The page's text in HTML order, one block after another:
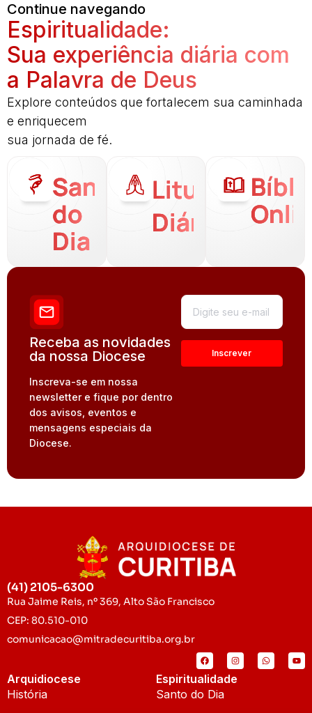
Continue navegando
Espiritualidade:
Sua experiência diária com
a Palavra de Deus
Explore conteúdos que fortalecem sua caminhada
e enriquecem
sua jornada de fé.
Santo
do
Dia
Liturgia
Diária
Receba as novidades
da nossa Diocese
Inscreva-se em nossa
newsletter e fique por dentro
dos avisos, eventos e
mensagens especiais da
Diocese.
(41) 2105-6300
Rua Jaime Reis, nº 369, Alto São Francisco
CEP: 80.510-010
comunicacao@mitradecuritiba.org.br
Arquidiocese
História
Espiritualidade
Santo do Dia